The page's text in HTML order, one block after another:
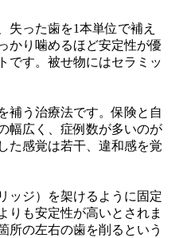
失った歯を1本単位で補え
かり噛めるほど安定性が優
です。被せ物にはセラミッ
補う治療法です。保険と自
幅広く、症例数が多いのが
た感覚は若干、違和感を覚
ッジ）を架けるように固定
りも安定性が高いとされま
所の左右の歯を削るという